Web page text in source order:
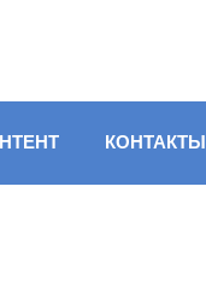
КОНТАКТЫ